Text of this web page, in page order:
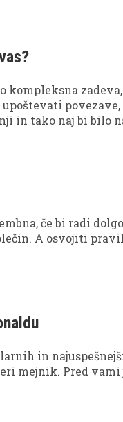
kompleksna
in tako naj bi bilo
če bi radi
A osvojiti
in
mejnik. Pred